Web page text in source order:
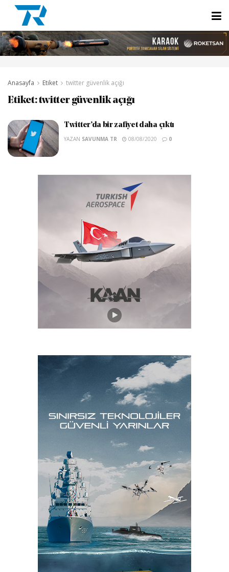
Anasayfa Etiket twitter güvenlik açığı
Etiket:twitter güvenlik açığı
Twitter’da bir zafiyet daha çıktı
YAZAN SAVUNMA TR 08/08/2020 0